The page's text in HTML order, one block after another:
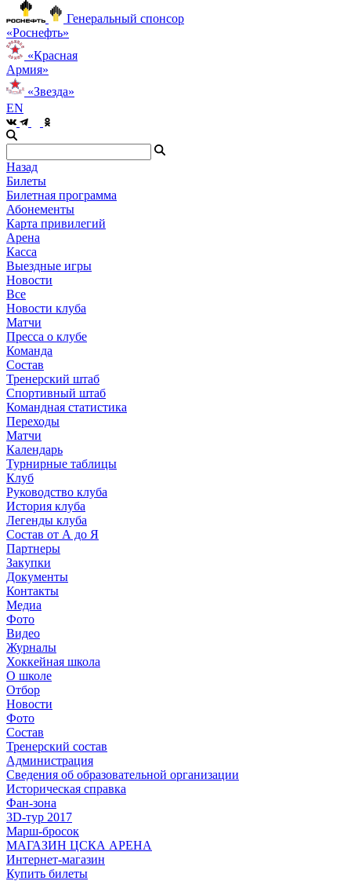
Генеральный спонсор
«Роснефть»
«Красная
Армия»
«Звезда»
EN
Назад
Билеты
Билетная программа
Абонементы
Карта привилегий
Арена
Касса
Выездные игры
Новости
Все
Новости клуба
Матчи
Пресса о клубе
Команда
Состав
Тренерский штаб
Спортивный штаб
Командная статистика
Переходы
Матчи
Календарь
Турнирные таблицы
Клуб
Руководство клуба
История клуба
Легенды клуба
Состав от А до Я
Партнеры
Закупки
Документы
Контакты
Медиа
Фото
Видео
Журналы
Хоккейная школа
О школе
Отбор
Новости
Фото
Состав
Тренерский состав
Администрация
Сведения об образовательной организации
Историческая справка
Фан-зона
3D-тур 2017
Марш-бросок
МАГАЗИН ЦСКА АРЕНА
Интернет-магазин
Купить билеты